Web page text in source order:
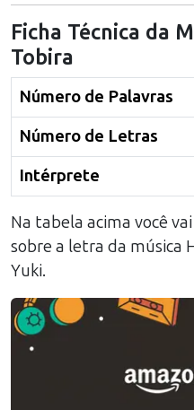
Ficha Técnica da
Tobira
Número de Palavras
Número de Letras
Intérprete
Na tabela acima você
sobre a letra da música
Yuki.